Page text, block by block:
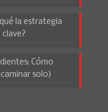
la estrategia
Cómo
solo)